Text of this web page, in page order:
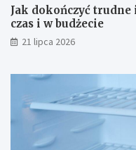
Jak dokończyć trudne
czas i w budżecie
21 lipca 2026